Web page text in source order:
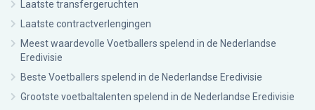
Laatste transfergeruchten
Laatste contractverlengingen
Meest waardevolle Voetballers spelend in de Nederlandse
Eredivisie
Beste Voetballers spelend in de Nederlandse Eredivisie
Grootste voetbaltalenten spelend in de Nederlandse Eredivisie